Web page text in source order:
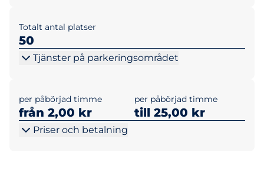
Totalt antal platser
50
Tjänster på parkeringsområdet
per påbörjad timme
från 2,00 kr
per påbörjad timme
till 25,00 kr
Priser och betalning